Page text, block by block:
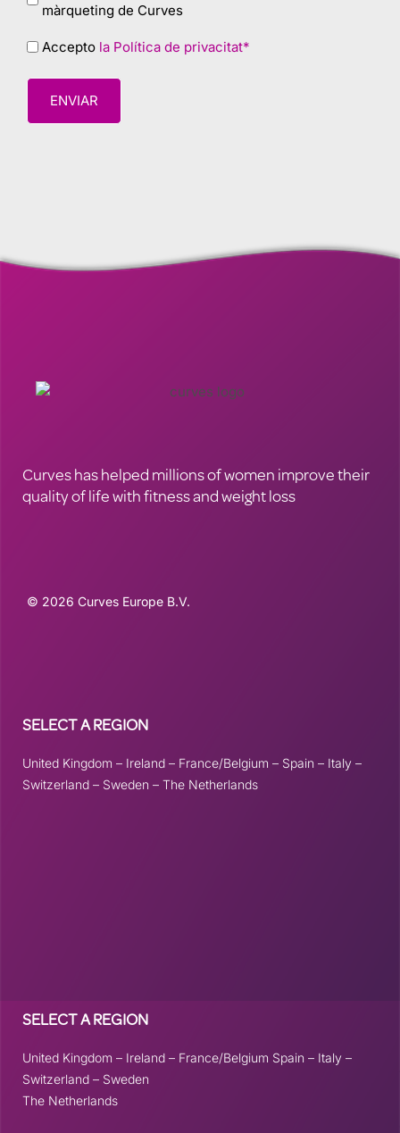
màrqueting de Curves
Privacy
Accepto la Política de privacitat*
Curves has helped millions of women improve their
quality of life with fitness and weight loss
© 2026 Curves Europe B.V.
SELECT A REGION
United Kingdom – Ireland – France/Belgium – Spain – Italy –
Switzerland – Sweden – The Netherlands
SELECT A REGION
United Kingdom – Ireland – France/Belgium Spain – Italy –
Switzerland – Sweden
The Netherlands